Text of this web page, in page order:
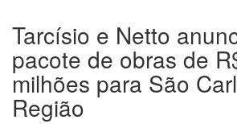
Tarcísio e Netto
pacote de obras de
milhões para São
Região